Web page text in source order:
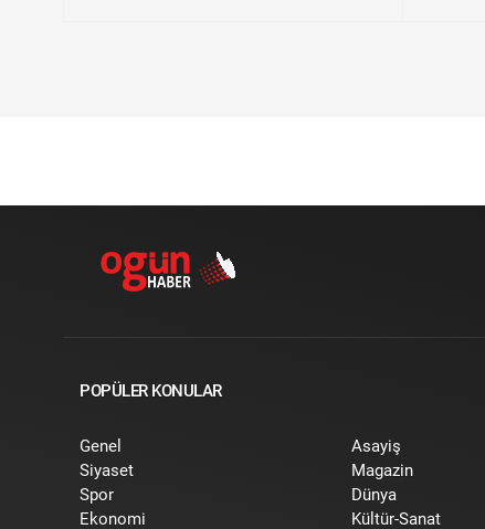
POPÜLER KONULAR
Genel
Siyaset
Spor
Ekonomi
Asayiş
Magazin
Dünya
Kültür-Sanat